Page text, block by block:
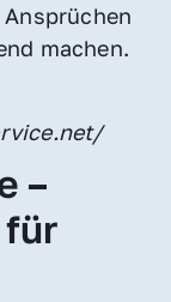
Ansprüchen
machen.
–